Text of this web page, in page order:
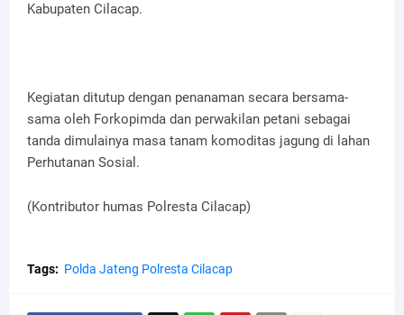
Kabupaten Cilacap.
Kegiatan ditutup dengan penanaman secara bersama-
sama oleh Forkopimda dan perwakilan petani sebagai
tanda dimulainya masa tanam komoditas jagung di lahan
Perhutanan Sosial.
(Kontributor humas Polresta Cilacap)
Tags: Polda Jateng Polresta Cilacap